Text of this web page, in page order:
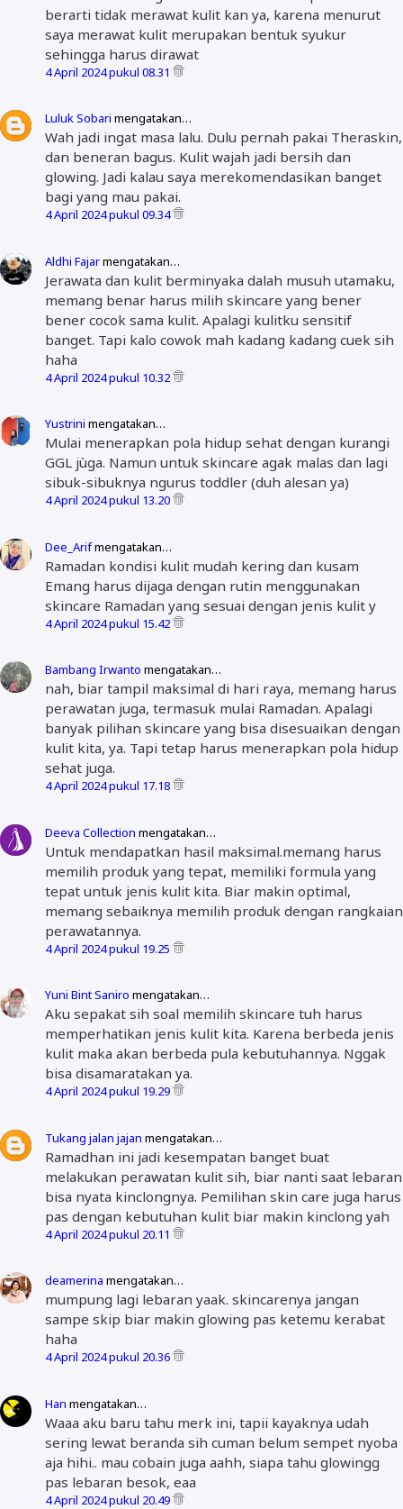
berarti tidak merawat kulit kan ya, karena menurut
saya merawat kulit merupakan bentuk syukur
sehingga harus dirawat
4 April 2024 pukul 08.31
Luluk Sobari mengatakan…
Wah jadi ingat masa lalu. Dulu pernah pakai Theraskin,
dan beneran bagus. Kulit wajah jadi bersih dan
glowing. Jadi kalau saya merekomendasikan banget
bagi yang mau pakai.
4 April 2024 pukul 09.34
Aldhi Fajarmengatakan…
Jerawata dan kulit berminyaka dalah musuh utamaku,
memang benar harus milih skincare yang bener
bener cocok sama kulit. Apalagi kulitku sensitif
banget. Tapi kalo cowok mah kadang kadang cuek sih
haha
4 April 2024 pukul 10.32
Yustrini mengatakan…
Mulai menerapkan pola hidup sehat dengan kurangi
GGL jùga. Namun untuk skincare agak malas dan lagi
sibuk-sibuknya ngurus toddler (duh alesan ya)
4 April 2024 pukul 13.20
Dee_Arifmengatakan…
Ramadan kondisi kulit mudah kering dan kusam
Emang harus dijaga dengan rutin menggunakan
skincare Ramadan yang sesuai dengan jenis kulit y
4 April 2024 pukul 15.42
Bambang Irwanto mengatakan…
nah, biar tampil maksimal di hari raya, memang harus
perawatan juga, termasuk mulai Ramadan. Apalagi
banyak pilihan skincare yang bisa disesuaikan dengan
kulit kita, ya. Tapi tetap harus menerapkan pola hidup
sehat juga.
4 April 2024 pukul 17.18
Deeva Collection mengatakan…
Untuk mendapatkan hasil maksimal.memang harus
memilih produk yang tepat, memiliki formula yang
tepat untuk jenis kulit kita. Biar makin optimal,
memang sebaiknya memilih produk dengan rangkaian
perawatannya.
4 April 2024 pukul 19.25
Yuni Bint Saniro mengatakan…
Aku sepakat sih soal memilih skincare tuh harus
memperhatikan jenis kulit kita. Karena berbeda jenis
kulit maka akan berbeda pula kebutuhannya. Nggak
bisa disamaratakan ya.
4 April 2024 pukul 19.29
Tukang jalan jajan mengatakan…
Ramadhan ini jadi kesempatan banget buat
melakukan perawatan kulit sih, biar nanti saat lebaran
bisa nyata kinclongnya. Pemilihan skin care juga harus
pas dengan kebutuhan kulit biar makin kinclong yah
4 April 2024 pukul 20.11
deamerina mengatakan…
mumpung lagi lebaran yaak. skincarenya jangan
sampe skip biar makin glowing pas ketemu kerabat
haha
4 April 2024 pukul 20.36
Han mengatakan…
Waaa aku baru tahu merk ini, tapii kayaknya udah
sering lewat beranda sih cuman belum sempet nyoba
aja hihi.. mau cobain juga aahh, siapa tahu glowingg
pas lebaran besok, eaa
4 April 2024 pukul 20.49